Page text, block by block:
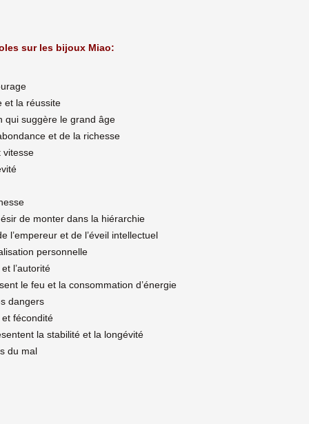
sur les bijoux Miao:
et la réussite
qui suggère le grand âge
et de la richesse
vitesse
de monter dans la hiérarchie
l’empereur et de l’éveil intellectuel
personnelle
l’autorité
le feu et la consommation d’énergie
dangers
fécondité
la stabilité et la longévité
du mal